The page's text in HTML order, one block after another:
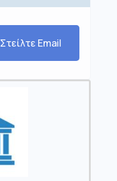
Στείλτε Email